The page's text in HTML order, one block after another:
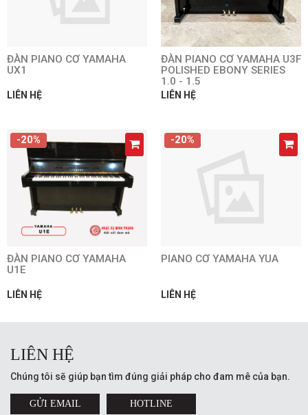
ĐÀN PIANO CƠ YAMAHA
UX1
LIÊN HỆ
ĐÀN PIANO CƠ YAMAHA U3F
POLISHED EBONY SERIES
1.0 - 1.5
LIÊN HỆ
-20%
ĐÀN PIANO CƠ YAMAHA
U1E
LIÊN HỆ
-20%
PIANO CƠ YAMAHA YUA
LIÊN HỆ
LIÊN HỆ
Chúng tôi sẽ giúp bạn tìm đúng giải pháp cho đam mê của bạn.
GỬI EMAIL HOTLINE